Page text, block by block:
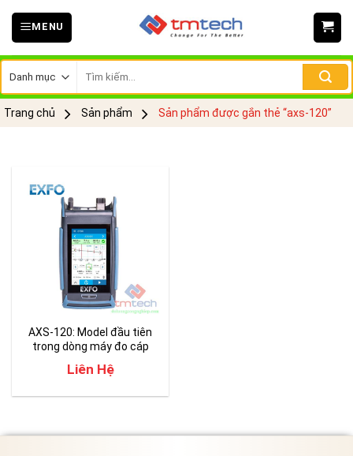
Skip
MENU
kiếm:
Trang chủ Sản phẩm Sản phẩm được gắn thẻ “axs-120”
AXS-120: Model đầu tiên
trong dòng máy đo cáp
Liên Hệ